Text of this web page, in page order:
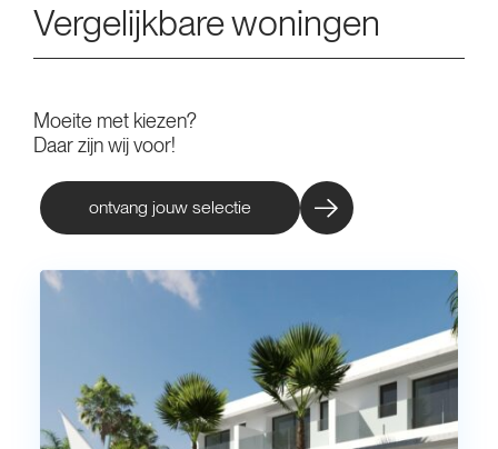
Vergelijkbare woningen
Moeite met kiezen?
Daar zijn wij voor!
ontvang jouw selectie